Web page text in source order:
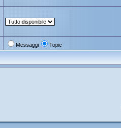
Messaggi Topic